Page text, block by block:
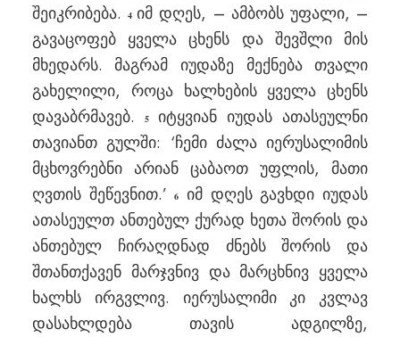
შეიკრიბება.4 იმ დღეს, – ამბობს უფალი, –
გავაცოფებ ყველა ცხენს და შევშლი მის
მხედარს. მაგრამ იუდაზე მექნება თვალი
გახელილი, როცა ხალხების ყველა ცხენს
დავაბრმავებ.5
იტყვიან იუდას ათასეულნი
თავიანთ გულში: ‘ჩემი ძალა იერუსალიმის
მცხოვრებნი არიან ცაბაოთ უფლის, მათი
ღვთის შეწევნით.’6
იმ დღეს გავხდი იუდას
ათასეულთ ანთებულ ქურად ხეთა შორის და
ანთებულ ჩირაღდნად ძნებს შორის და
შთანთქავენ მარჯვნივ და მარცხნივ ყველა
ხალხს ირგვლივ. იერუსალიმი კი კვლავ
დასახლდება თავის ადგილზე,